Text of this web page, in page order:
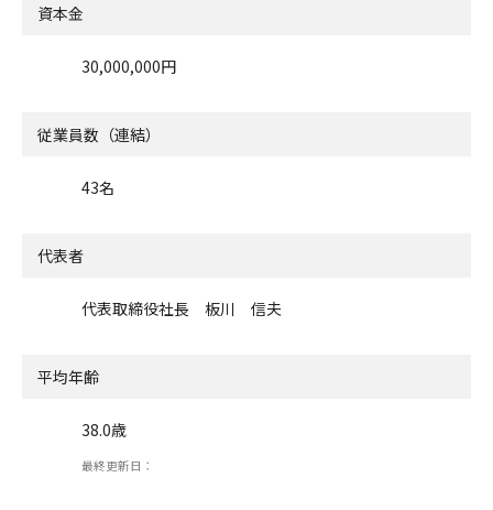
資本金
30,000,000円
従業員数（連結）
43名
代表者
代表取締役社長 板川 信夫
平均年齢
38.0歳
最終更新日：